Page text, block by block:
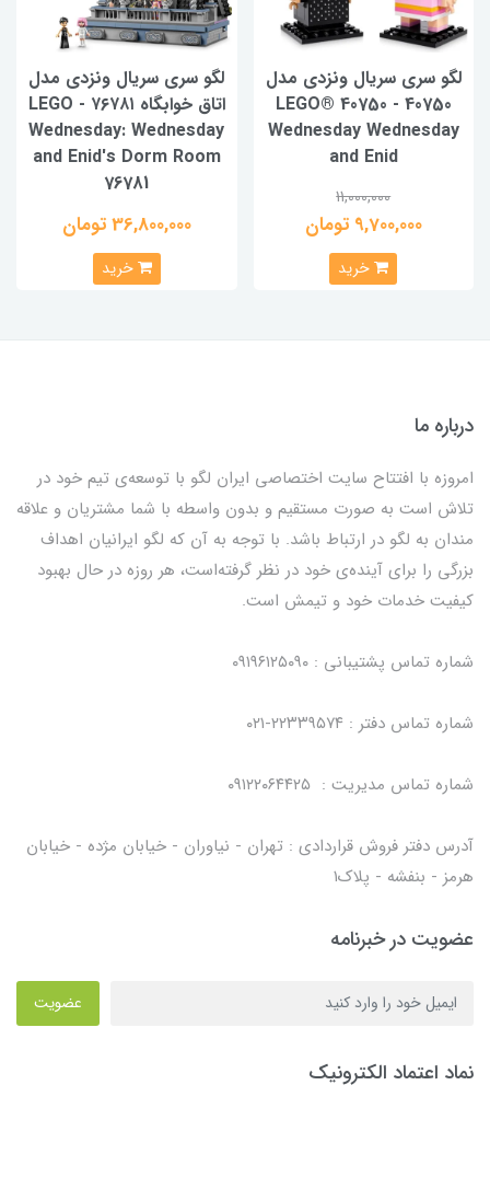
لگو سری سریال ونزدی مدل
40750 - 40750 LEGO®
Wednesday Wednesday
and Enid
11,000,000
9,700,000 تومان
خرید
لگو سری سریال ونزدی مدل
اتاق خوابگاه ۷۶۷۸۱ - LEGO
Wednesday: Wednesday
and Enid's Dorm Room
76781
36,800,000 تومان
خرید
درباره ما
امروزه با افتتاح سایت اختصاصی ایران لگو با توسعه‌ی تیم خود در
تلاش است به صورت مستقیم و بدون واسطه با شما مشتریان و علاقه
مندان به لگو در ارتباط باشد. با توجه به آن که لگو ایرانیان اهداف
بزرگی را برای آینده‌ی خود در نظر گرفته‌است، هر روزه در حال بهبود
کیفیت خدمات خود و تیمش است.
شماره تماس پشتیبانی : ۰۹۱۹۶۱۲۵۰۹۰
شماره تماس دفتر : ۲۲۳۳۹۵۷۴-۰۲۱
شماره تماس مدیریت : ۰۹۱۲۲۰۶۴۴۲۵
آدرس دفتر فروش قراردادی : تهران - نیاوران - خیابان مژده - خیابان
هرمز - بنفشه - پلاک۱
عضویت در خبرنامه
عضویت
نماد اعتماد الکترونیک